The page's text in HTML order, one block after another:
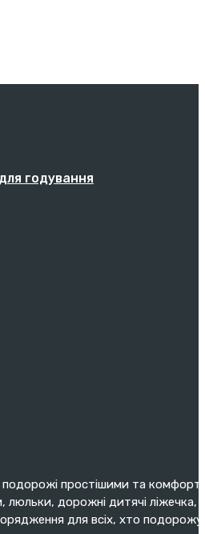
годування
простішими та
люльки, дорожні дитячі ліжечка,
для всіх, хто